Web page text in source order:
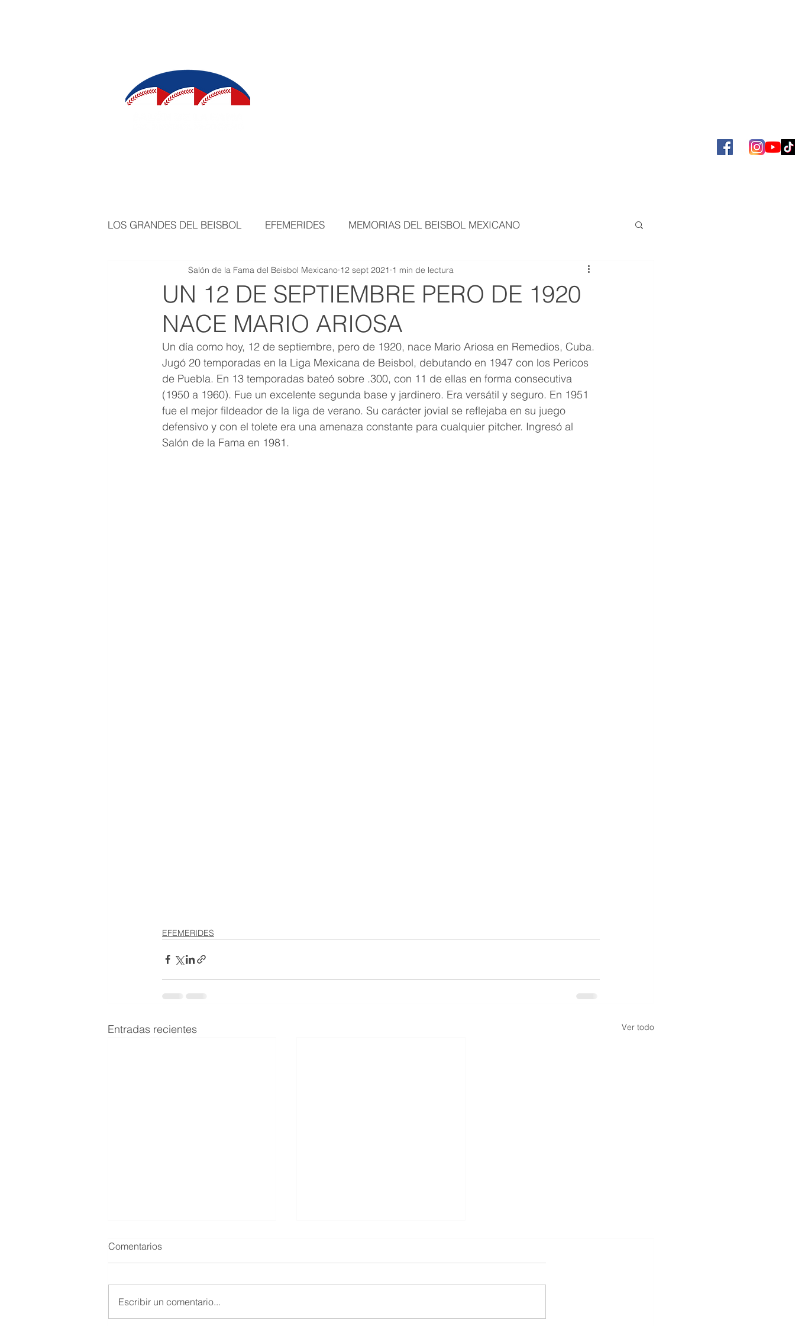
LOS GRANDES DEL BEISBOL EFEMERIDES MEMORIAS DEL BEISBOL MEXICANO
QR JOYAS DE COLECCION
UN 12 DE SEPTIEMBRE PERO DE 1920
NACE MARIO ARIOSA
Salón de la Fama del Beisbol Mexicano 12 sept 2021 1 min de lectura
Un día como hoy, 12 de septiembre, pero de 1920, nace Mario Ariosa en Remedios, Cuba.
Jugó 20 temporadas en la Liga Mexicana de Beisbol, debutando en 1947 con los Pericos
de Puebla. En 13 temporadas bateó sobre .300, con 11 de ellas en forma consecutiva
(1950 a 1960). Fue un excelente segunda base y jardinero. Era versátil y seguro. En 1951
fue el mejor fildeador de la liga de verano. Su carácter jovial se reflejaba en su juego
defensivo y con el tolete era una amenaza constante para cualquier pitcher. Ingresó al
Salón de la Fama en 1981.
EFEMERIDES
Entradas recientes Ver todo
Comentarios
Escribir un comentario...